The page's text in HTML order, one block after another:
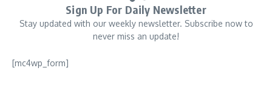
Sign Up For Daily Newsletter
Stay updated with our weekly newsletter. Subscribe now to
never miss an update!
[mc4wp_form]